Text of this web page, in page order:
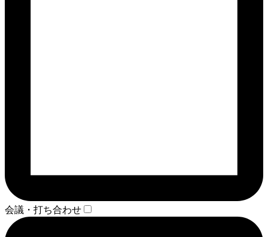
会議・打ち合わせ